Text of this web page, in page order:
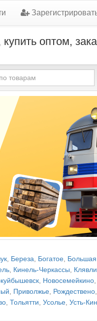
оптом,
, Береза, Богатое,
, Кинель-Черкассы,
, Новосемейкино,
, Приволжье, Рождествено,
, Тольятти, Усолье, Усть-